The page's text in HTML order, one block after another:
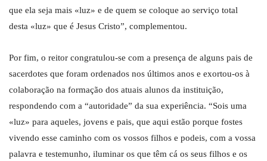
que ela seja mais «luz» e de quem se coloque ao serviço total
desta «luz» que é Jesus Cristo”, complementou.
Por fim, o reitor congratulou-se com a presença de alguns pais de
sacerdotes que foram ordenados nos últimos anos e exortou-os à
colaboração na formação dos atuais alunos da instituição,
respondendo com a “autoridade” da sua experiência. “Sois uma
«luz» para aqueles, jovens e pais, que aqui estão porque fostes
vivendo esse caminho com os vossos filhos e podeis, com a vossa
palavra e testemunho, iluminar os que têm cá os seus filhos e os